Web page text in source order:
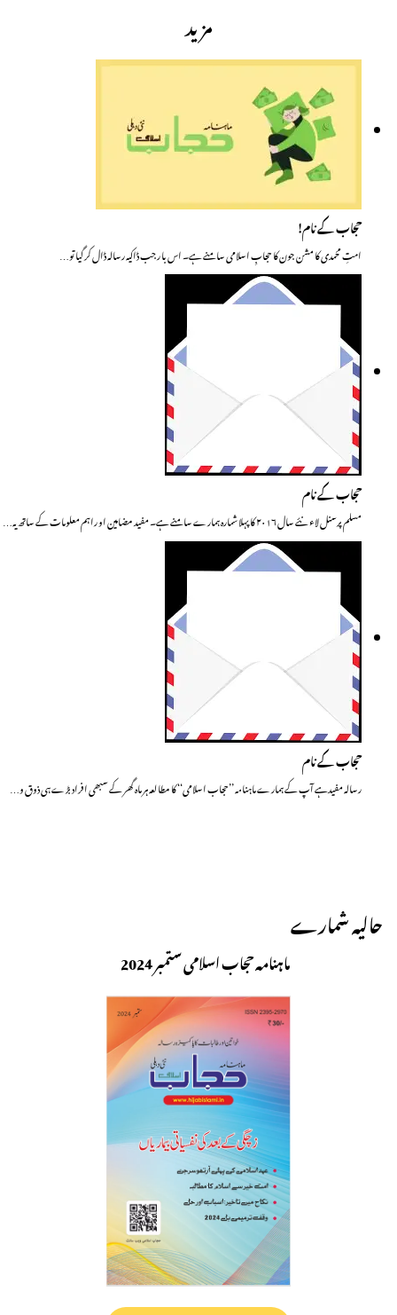
مزید
حجاب کے نام!
امتِ محمدی کا مشن جون کا حجابِ اسلامی سامنے ہے۔ اس با ر جب ڈاکیہ رسالہ ڈال کر گیا تو…
حجاب کے نام
مسلم پرسنل لاء نئے سال ۲۰۱۶ کا پہلا شمارہ ہمارے سامنے ہے۔ مفید مضامین او راہم معلومات کے ساتھ یہ…
حجاب کے نام
رسالہ مفیدہے آپ کے ہمارے ماہنامہ ’’حجاب اسلامی‘‘ کا مطالعہ ہر ماہ گھر کے سبھی افراد بڑے ہی ذوق و…
حالیہ شمارے
ماہنامہ حجاب اسلامی ستمبر 2024